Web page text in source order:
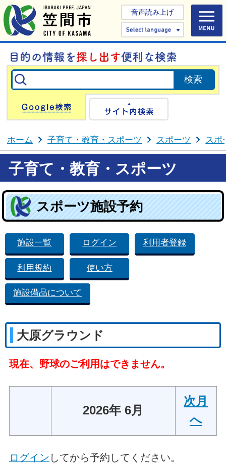
音声読み上げ
Select
Google検索
ホーム 子育て・教育・スポーツ スポーツ スポ
子育て・教育・スポーツ
スポーツ施設予約
施設一覧 ログイン 利用者登録
利用規約 使い方
施設備品について
大原グラウンド
現在、野球のご利用はできません。
2026年 6月
次月
へ
ログイン してから予約してください。